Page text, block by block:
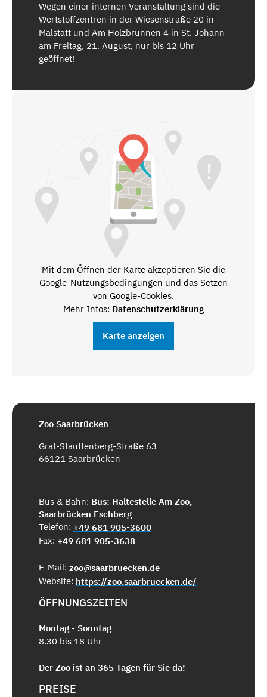
Wegen einer internen Veranstaltung sind die
Wertstoffzentren in der Wiesenstraße 20 in
Malstatt und Am Holzbrunnen 4 in St. Johann
am Freitag, 21. August, nur bis 12 Uhr
geöffnet!
Mit dem Öffnen der Karte akzeptieren Sie die
Google-Nutzungsbedingungen und das Setzen
von Google-Cookies.
Mehr Infos: Datenschutzerklärung
Karte anzeigen
Zoo Saarbrücken
Graf-Stauffenberg-Straße 63
66121 Saarbrücken
Bus & Bahn: Bus: Haltestelle Am Zoo,
Saarbrücken Eschberg
Telefon: +49 681 905-3600
Fax: +49 681 905-3638
E-Mail: zoo@saarbruecken.de
Website: https://zoo.saarbruecken.de/
ÖFFNUNGSZEITEN
Montag - Sonntag
8.30 bis 18 Uhr
Der Zoo ist an 365 Tagen für Sie da!
PREISE